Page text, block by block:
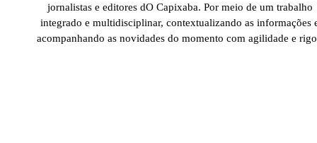
jornalistas e editores dO Capixaba. Por meio de um trabalho
integrado e multidisciplinar, contextualizando as informações
acompanhando as novidades do momento com agilidade e